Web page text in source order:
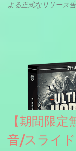
よる正式なリリース
のあるDrumNetのメ
ソースを元に設計・
【期間限
音/スライ